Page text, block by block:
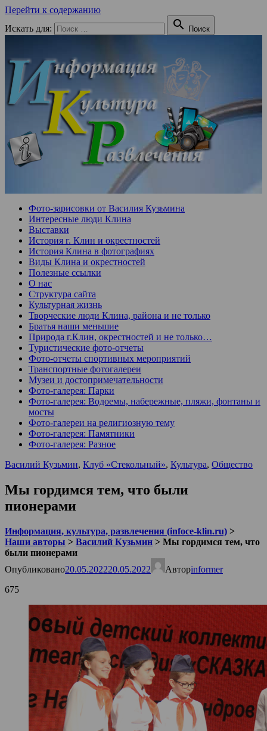
Перейти к содержанию
Искать для:
 Поиск
Фото-зарисовки от Василия Кузьмина
Интересные люди Клина
Выставки
История г. Клин и окрестностей
История Клина в фотографиях
Виды Клина и окрестностей
Полезные ссылки
О нас
Структура сайта
Культурная жизнь
Творческие люди Клина, района и не только
Братья наши меньшие
Природа г.Клин, окрестностей и не только…
Туристические фото-отчеты
Фото-отчеты спортивных мероприятий
Транспортные фотогалереи
Музеи и достопримечательности
Фото-галерея: Парки
Фото-галерея: Водоемы, набережные, пляжи, фонтаны и
мосты
Фото-галереи на религиозную тему
Фото-галерея: Памятники
Фото-галерея: Разное
Василий Кузьмин, Клуб «Стекольный», Культура, Общество
Мы гордимся тем, что были
пионерами
Информация, культура, развлечения (infoce-klin.ru) >
Наши авторы > Василий Кузьмин > Мы гордимся тем, что
были пионерами
Опубликовано20.05.202220.05.2022 Авторinformer
675